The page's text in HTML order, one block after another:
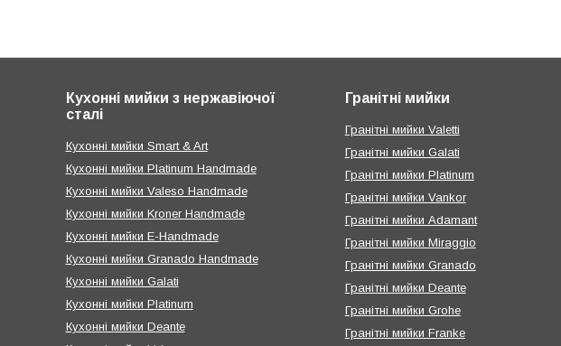
Кухонні мийки з нержавіючої
сталі
Кухонні мийки Smart & Art
Кухонні мийки Platinum Handmade
Кухонні мийки Valeso Handmade
Кухонні мийки Kroner Handmade
Кухонні мийки E-Handmade
Кухонні мийки Granado Handmade
Кухонні мийки Galati
Кухонні мийки Platinum
Кухонні мийки Deante
Гранітні мийки
Гранітні мийки Valetti
Гранітні мийки Galati
Гранітні мийки Platinum
Гранітні мийки Vankor
Гранітні мийки Adamant
Гранітні мийки Miraggio
Гранітні мийки Granado
Гранітні мийки Deante
Гранітні мийки Grohe
Гранітні мийки Franke